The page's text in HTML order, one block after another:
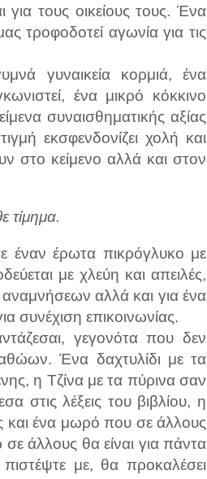
τους οικείους τους. Ένα
τροφοδοτεί αγωνία για τις
γυναικεία κορμιά, ένα
ένα μικρό κόκκινο
συναισθηματικής αξίας
εκσφενδονίζει χολή και
στο κείμενο αλλά και στον
τίμημα.
έναν έρωτα πικρόγλυκο με
με χλεύη και απειλές,
αλλά και για ένα
συνέχιση επικοινωνίας.
γεγονότα που δεν
Ένα δαχτυλίδι με τα
η Τζίνα με τα πύρινα σαν
στις λέξεις του βιβλίου, η
και ένα μωρό που σε άλλους
άλλους θα είναι για πάντα
με, θα προκαλέσει